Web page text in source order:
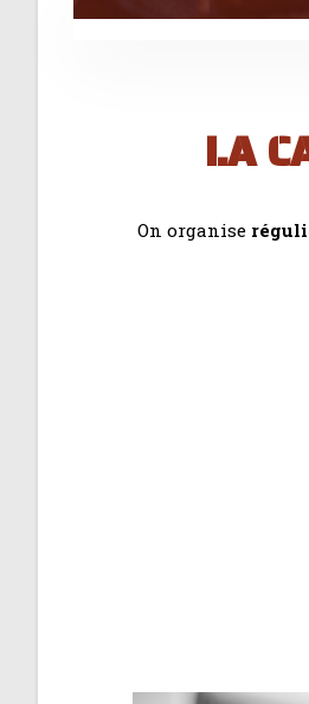
LA
On organise